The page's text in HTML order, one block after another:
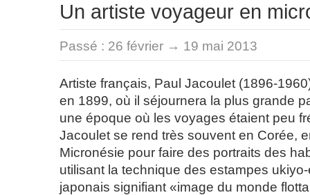
Un artiste voyageur en
Passé : 26 février → 19 mai 2013
Artiste français, Paul Jacoulet (1896-
en 1899, où il séjournera la plus grande
une époque où les voyages étaient peu
Jacoulet se rend très souvent en Corée,
Micronésie pour faire des portraits des
utilisant la technique des estampes
japonais signifiant «image du monde